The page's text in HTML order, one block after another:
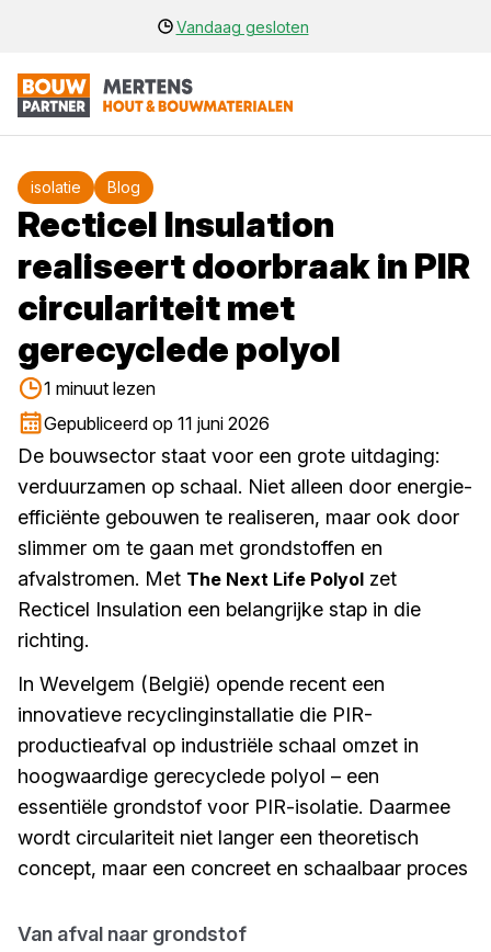
Vandaag gesloten
isolatie Blog
Recticel Insulation
realiseert doorbraak in PIR
circulariteit met
gerecyclede polyol
1 minuut lezen
Gepubliceerd op 11 juni 2026
De bouwsector staat voor een grote uitdaging:
verduurzamen op schaal. Niet alleen door energie-
efficiënte gebouwen te realiseren, maar ook door
slimmer om te gaan met grondstoffen en
afvalstromen. Met The Next Life Polyol zet
Recticel Insulation een belangrijke stap in die
richting.
In Wevelgem (België) opende recent een
innovatieve recyclinginstallatie die PIR-
productieafval op industriële schaal omzet in
hoogwaardige gerecyclede polyol – een
essentiële grondstof voor PIR-isolatie. Daarmee
wordt circulariteit niet langer een theoretisch
concept, maar een concreet en schaalbaar proces
Van afval naar grondstof